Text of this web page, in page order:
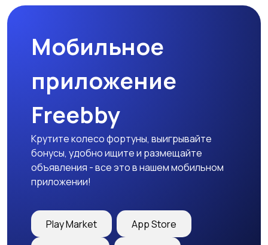
Мобильное
приложение
Freebby
Крутите колесо фортуны, выигрывайте
бонусы, удобно ищите и размещайте
объявления - все это в нашем мобильном
приложении!
Play Market App Store